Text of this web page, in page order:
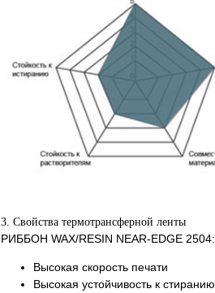
3. Свойства термотрансферной ленты
РИББОН WAX/RESIN NEAR-EDGE 2504:
Высокая скорость печати
Высокая устойчивость к стиранию